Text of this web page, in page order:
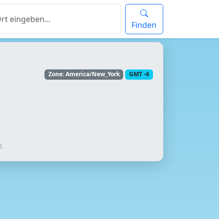
Finden
Zone: America/New_York GMT -4